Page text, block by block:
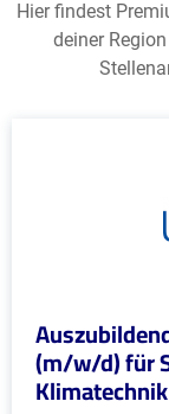
Hier findest
deiner
(m/w/d) für
Klimatechnik